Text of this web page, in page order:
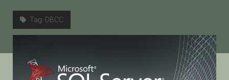
Contatto
Tag: DBCC